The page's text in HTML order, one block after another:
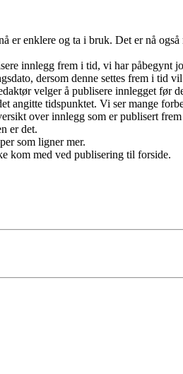
er enklere og ta i bruk. Det er nå
innlegg frem i tid, vi har påbegynt
dersom denne settes frem i
velger å publisere innlegget før
angitte tidspunktet. Vi ser mange
over innlegg som er publisert
er det.
som ligner mer.
kom med ved publisering til forside.